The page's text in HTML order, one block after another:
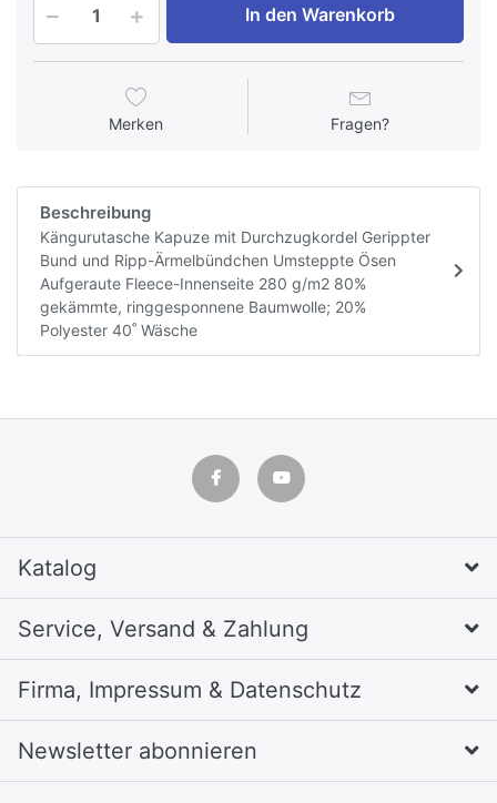
In den Warenkorb
Merken Fragen?
Beschreibung
Kängurutasche Kapuze mit Durchzugkordel Gerippter
Bund und Ripp-Ärmelbündchen Umsteppte Ösen
Aufgeraute Fleece-Innenseite 280 g/m2 80%
gekämmte, ringgesponnene Baumwolle; 20%
Polyester 40˚ Wäsche
Katalog
Service, Versand & Zahlung
Firma, Impressum & Datenschutz
Newsletter abonnieren